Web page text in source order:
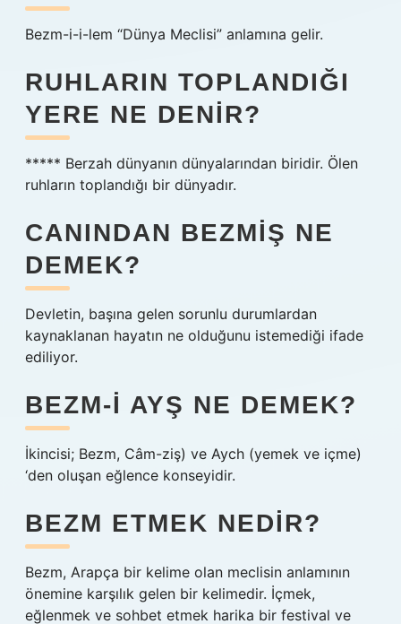
Bezm-i-i-lem “Dünya Meclisi” anlamına gelir.
RUHLARIN TOPLANDIĞI
YERE NE DENIR?
***** Berzah dünyanın dünyalarından biridir. Ölen
ruhların toplandığı bir dünyadır.
CANINDAN BEZMIŞ NE
DEMEK?
Devletin, başına gelen sorunlu durumlardan
kaynaklanan hayatın ne olduğunu istemediği ifade
ediliyor.
BEZM-I AYŞ NE DEMEK?
İkincisi; Bezm, Câm-ziş) ve Aych (yemek ve içme)
‘den oluşan eğlence konseyidir.
BEZM ETMEK NEDIR?
Bezm, Arapça bir kelime olan meclisin anlamının
önemine karşılık gelen bir kelimedir. İçmek,
eğlenmek ve sohbet etmek harika bir festival ve